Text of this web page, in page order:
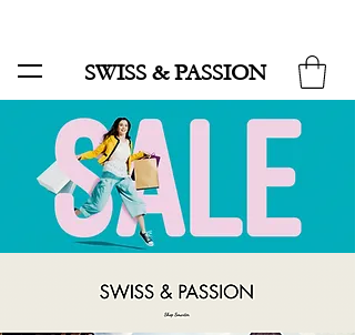
SWISS & PASSION